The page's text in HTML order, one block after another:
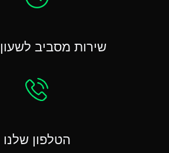
שירות מסביב לשעון 24/7
הטלפון שלנו